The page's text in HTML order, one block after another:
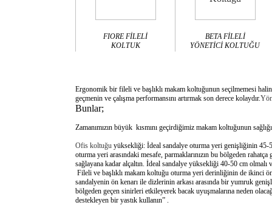
FIORE FİLELİ
KOLTUK
BETA FİLELİ
YÖNETİCİ KOLTUĞU
Ergonomik bir fileli ve başlıklı makam koltuğunun seçilmemesi
geçmenin ve çalışma performansını artırmak son derece kolaydır.
Bunlar;
Zamanımızın büyük kısmını geçirdiğimiz makam koltuğunun
Ofis koltuğu yüksekliği: İdeal sandalye oturma yeri genişliğinin 45-
oturma yeri arasındaki mesafe, parmaklarınızın bu bölgeden
sağlayana kadar alçaltın. İdeal sandalye yüksekliği 40-50 cm
Fileli ve başlıklı makam koltuğu oturma yeri derinliğinin de ikinci
sandalyenin ön kenarı ile dizlerinin arkası arasında bir yumruk
bölgeden geçen sinirleri etkileyerek bacak uyuşmalarına neden
destekleyen bir yastık kullanın” .